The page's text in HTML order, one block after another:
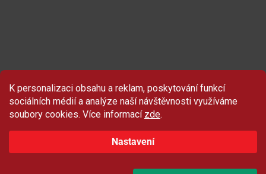
K personalizaci obsahu a reklam, poskytování funkcí
sociálních médií a analýze naší návštěvnosti využíváme
soubory cookies. Více informací zde.
Nastavení